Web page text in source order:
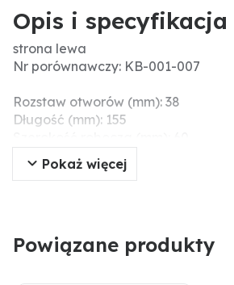
Opis i specyfikacja
strona lewa
Nr porównawczy: KB-001-007
Rozstaw otworów (mm): 38
Długość (mm): 155
Ø otworu (mm): 8,5
Grubość (mm): 5
Pokaż więcej
Powiązane produkty